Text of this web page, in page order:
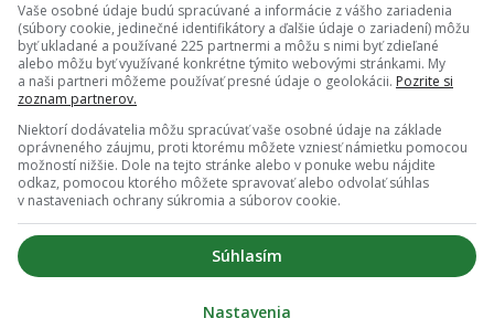
Vaše osobné údaje budú spracúvané a informácie z vášho zariadenia
(súbory cookie, jedinečné identifikátory a ďalšie údaje o zariadení) môžu
byť ukladané a používané 225 partnermi a môžu s nimi byť zdieľané
alebo môžu byť využívané konkrétne týmito webovými stránkami. My
a naši partneri môžeme používať presné údaje o geolokácii. Pozrite si
zoznam partnerov.
Niektorí dodávatelia môžu spracúvať vaše osobné údaje na základe
oprávneného záujmu, proti ktorému môžete vzniesť námietku pomocou
možností nižšie. Dole na tejto stránke alebo v ponuke webu nájdite
odkaz, pomocou ktorého môžete spravovať alebo odvolať súhlas
v nastaveniach ochrany súkromia a súborov cookie.
Súhlasím
Nastavenia